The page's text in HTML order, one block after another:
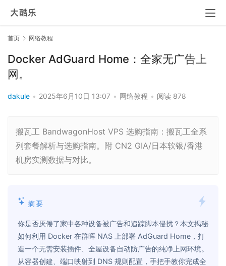
首页 网络教程
Docker AdGuard Home：全家无广告上
网。
dakule • 2025年6月10日 13:07 • 网络教程 • 阅读 878
搬瓦工 BandwagonHost VPS 选购指南：搬瓦工全系
列套餐解析与选购指南。附 CN2 GIA/日本软银/香港
机房实测数据与对比。
摘要
你是否厌倦了家中各种设备被广告和追踪脚本侵扰？本文揭秘
如何利用 Docker 在群晖 NAS 上部署 AdGuard Home，打
造一个无需安装插件、全屋设备自动防广告的纯净上网环境。
从容器创建、端口映射到 DNS 规则配置，手把手教你完成全